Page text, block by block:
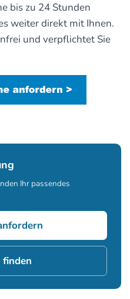
bis zu 24 Stunden
weiter direkt mit Ihnen.
und verpflichtet Sie
Ihr passendes